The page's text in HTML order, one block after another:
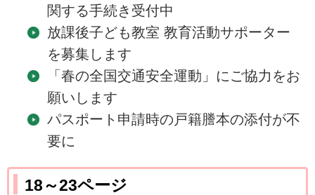
関する手続き受付中
放課後子ども教室 教育活動サポーター
を募集します
「春の全国交通安全運動」にご協力をお
願いします
パスポート申請時の戸籍謄本の添付が不
要に
18～23ページ